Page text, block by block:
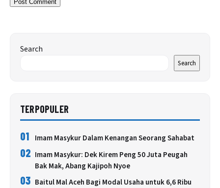
Search
Search
TERPOPULER
01 Imam Masykur Dalam Kenangan Seorang Sahabat
02 Imam Masykur: Dek Kirem Peng 50 Juta Peugah
Bak Mak, Abang Kajipoh Nyoe
03 Baitul Mal Aceh Bagi Modal Usaha untuk 6,6 Ribu